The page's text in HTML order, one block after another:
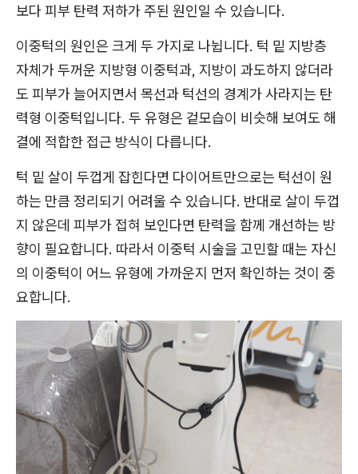
보다 피부 탄력 저하가 주된 원인일 수 있습니다.
이중턱의 원인은 크게 두 가지로 나뉩니다. 턱 밑 지방층
자체가 두꺼운 지방형 이중턱과, 지방이 과도하지 않더라
도 피부가 늘어지면서 목선과 턱선의 경계가 사라지는 탄
력형 이중턱입니다. 두 유형은 겉모습이 비슷해 보여도 해
결에 적합한 접근 방식이 다릅니다.
턱 밑 살이 두껍게 잡힌다면 다이어트만으로는 턱선이 원
하는 만큼 정리되기 어려울 수 있습니다. 반대로 살이 두껍
지 않은데 피부가 접혀 보인다면 탄력을 함께 개선하는 방
향이 필요합니다. 따라서 이중턱 시술을 고민할 때는 자신
의 이중턱이 어느 유형에 가까운지 먼저 확인하는 것이 중
요합니다.